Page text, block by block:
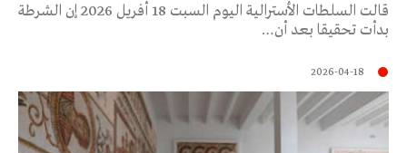
‌قالت السلطات ‌الأسترالية اليوم السبت 18 أفريل 2026 إن ⁠الشرطة
بدأت تحقيقا ​بعد أن…
2026-04-18